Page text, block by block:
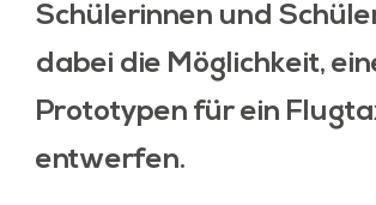
Schülerinnen und
dabei die Möglichkeit,
Prototypen für ein
entwerfen.